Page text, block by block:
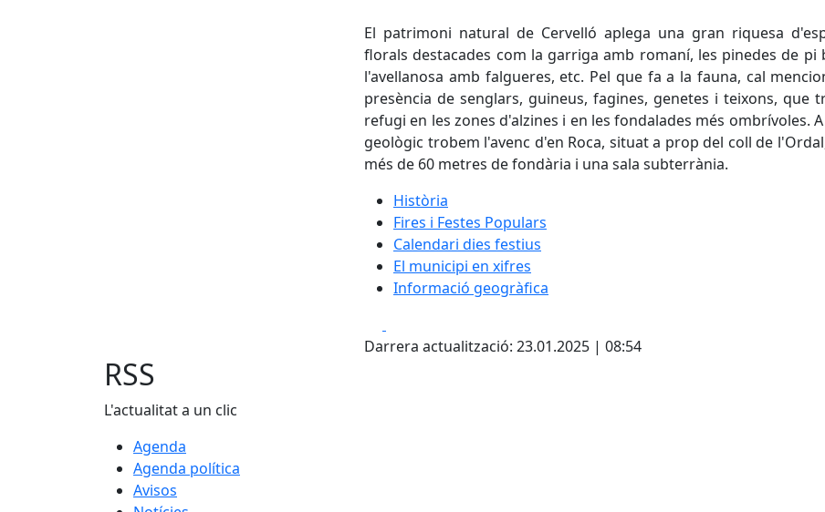
El patrimoni natural de Cervelló aplega una gran riquesa
florals destacades com la garriga amb romaní, les pinedes de pi
l'avellanosa amb falgueres, etc. Pel que fa a la fauna, cal
presència de senglars, guineus, fagines, genetes i teixons, que
refugi en les zones d'alzines i en les fondalades més ombrívoles.
geològic trobem l'avenc d'en Roca, situat a prop del coll de
més de 60 metres de fondària i una sala subterrània.
Història
Fires i Festes Populars
Calendari dies festius
El municipi en xifres
Informació geogràfica
Darrera actualització: 23.01.2025 | 08:54
RSS
L'actualitat a un clic
Agenda
Agenda política
Avisos